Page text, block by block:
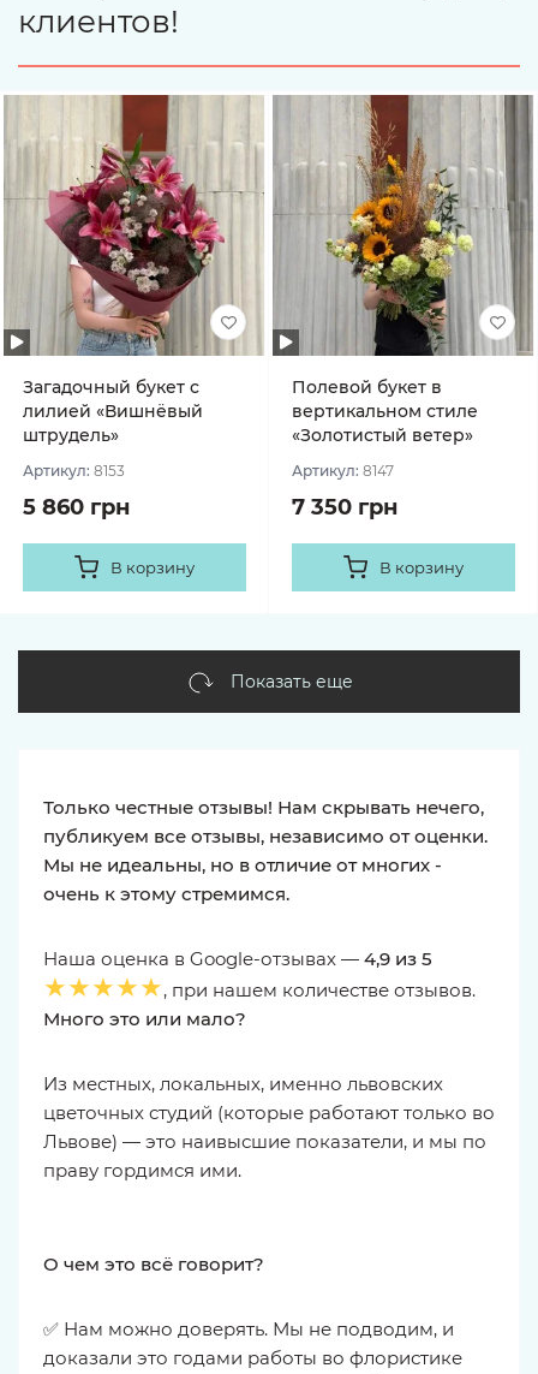
клиентов!
Загадочный букет с
лилией «Вишнёвый
штрудель»
Артикул: 8153
5 860 грн
В корзину
Полевой букет в
вертикальном стиле
«Золотистый ветер»
Артикул: 8147
7 350 грн
В корзину
Показать еще
Только честные отзывы! Нам скрывать нечего,
публикуем все отзывы, независимо от оценки.
Мы не идеальны, но в отличие от многих -
очень к этому стремимся.
Наша оценка в Google-отзывах — 4,9 из 5
★★★★★, при нашем количестве отзывов.
Много это или мало?
Из местных, локальных, именно львовских
цветочных студий (которые работают только во
Львове) — это наивысшие показатели, и мы по
праву гордимся ими.
О чем это всё говорит?
✅ Нам можно доверять. Мы не подводим, и
доказали это годами работы во флористике